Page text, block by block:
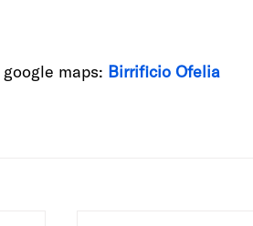
google maps: Birrificio Ofelia